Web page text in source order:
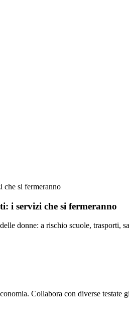
che si fermeranno
i servizi che si fermeranno
donne: a rischio scuole, trasporti,
Collabora con diverse testate